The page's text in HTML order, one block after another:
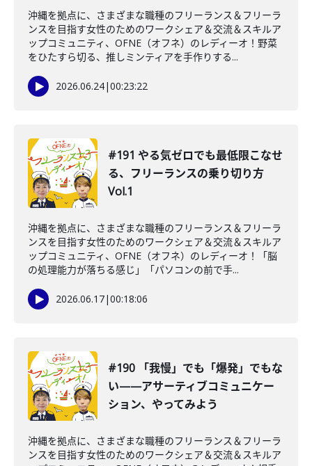
沖縄を拠点に、さまざまな職種のフリーランス＆フリーラ
ンスを目指す女性のためのワークシェア＆交流＆スキルア
ップコミュニティ、OFNE（オフネ）のレディーオ！野菜
をひたすら切る、推しミンティアを手作りする...
2026.06.24|00:23:22
#191 やる気ゼロでも最低限こなせ
る、フリーランスの乗り切り方
Vol.1
沖縄を拠点に、さまざまな職種のフリーランス＆フリーラ
ンスを目指す女性のためのワークシェア＆交流＆スキルア
ップコミュニティ、OFNE（オフネ）のレディーオ！「脳
の処理能力が落ちる感じ」「パソコンの前で手...
2026.06.17|00:18:06
#190 「我慢」でも「爆発」でもな
い——アサーティブコミュニケー
ション、やってみよう
沖縄を拠点に、さまざまな職種のフリーランス＆フリーラ
ンスを目指す女性のためのワークシェア＆交流＆スキルア